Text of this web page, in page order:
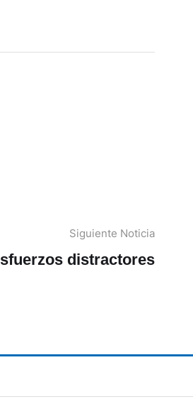
Siguiente Noticia
distractores